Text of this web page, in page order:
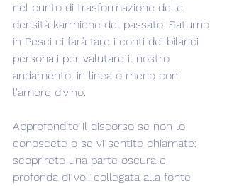
nel punto di trasformazione delle
densità karmiche del passato. Saturno
in Pesci ci farà fare i conti dei bilanci
personali per valutare il nostro
andamento, in linea o meno con
l'amore divino.
Approfondite il discorso se non lo
conoscete o se vi sentite chiamate:
scoprirete una parte oscura e
profonda di voi, collegata alla fonte